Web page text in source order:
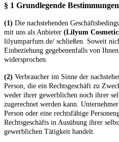
§ 1 Grundlegende Bestimmungen
(1) Die nachstehenden
mit uns als Anbieter (Lilyum
lilyumparfum.de/ schließen. Soweit
Einbeziehung gegebenenfalls von
widersprochen.
(2) Verbraucher im Sinne der
Person, die ein Rechtsgeschäft zu
weder ihrer gewerblichen noch ihrer
zugerechnet werden kann.
Person oder eine rechtsfähige
Rechtsgeschäfts in Ausübung ihrer
gewerblichen Tätigkeit handelt.